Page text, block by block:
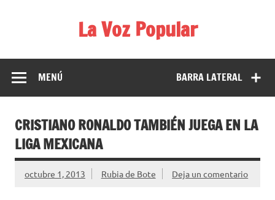
La Voz Popular
para reírse de las verdaderas.
BARRA LATERAL
MENÚ
CRISTIANO RONALDO TAMBIÉN JUEGA EN LA
LIGA MEXICANA
octubre 1, 2013 Rubia de Bote Deja un comentario